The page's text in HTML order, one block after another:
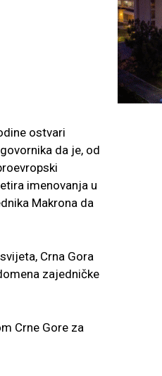
ostvari
da je, od
imenovanja u
Makrona da
Crna Gora
zajedničke
Crne Gore za